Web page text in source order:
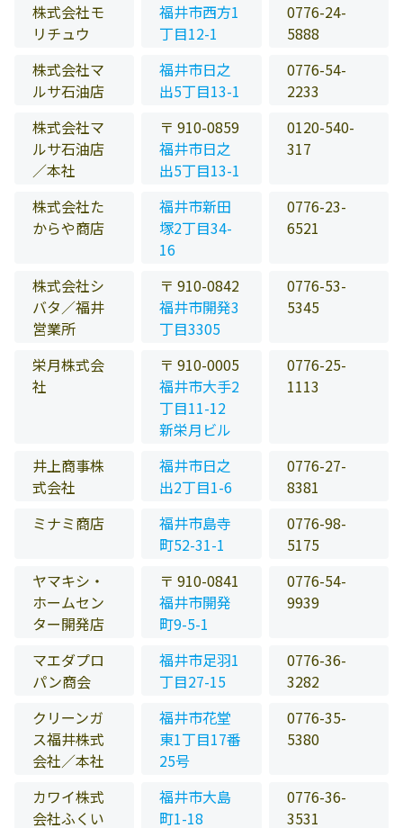
株式会社モ
リチュウ
福井市西方1
丁目12-1
0776-24-
5888
株式会社マ
ルサ石油店
福井市日之
出5丁目13-1
0776-54-
2233
株式会社マ
ルサ石油店
／本社
〒 910-0859
福井市日之
出5丁目13-1
0120-540-
317
株式会社た
からや商店
福井市新田
塚2丁目34-
16
0776-23-
6521
株式会社シ
バタ／福井
営業所
〒 910-0842
福井市開発3
丁目3305
0776-53-
5345
栄月株式会
社
〒 910-0005
福井市大手2
丁目11-12
新栄月ビル
0776-25-
1113
井上商事株
式会社
福井市日之
出2丁目1-6
0776-27-
8381
ミナミ商店
福井市島寺
町52-31-1
0776-98-
5175
ヤマキシ・
ホームセン
ター開発店
〒 910-0841
福井市開発
町9-5-1
0776-54-
9939
マエダプロ
パン商会
福井市足羽1
丁目27-15
0776-36-
3282
クリーンガ
ス福井株式
会社／本社
福井市花堂
東1丁目17番
25号
0776-35-
5380
カワイ株式
会社ふくい
福井市大島
町1-18
0776-36-
3531